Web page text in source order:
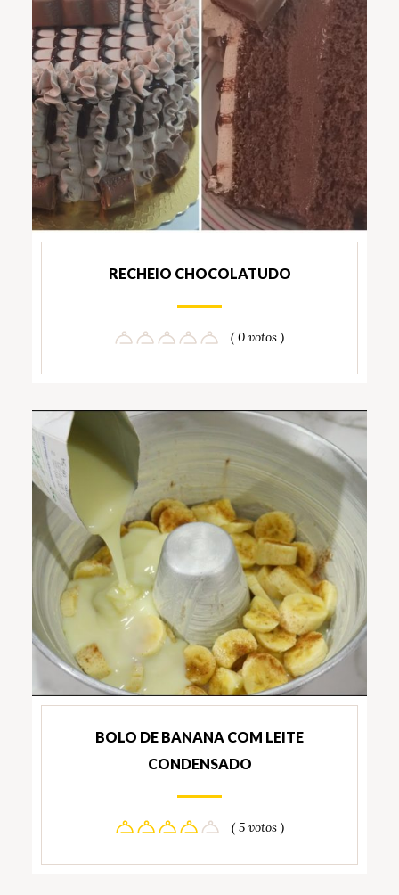
RECHEIO CHOCOLATUDO
( 0 votos )
BOLO DE BANANA COM LEITE
CONDENSADO
( 5 votos )